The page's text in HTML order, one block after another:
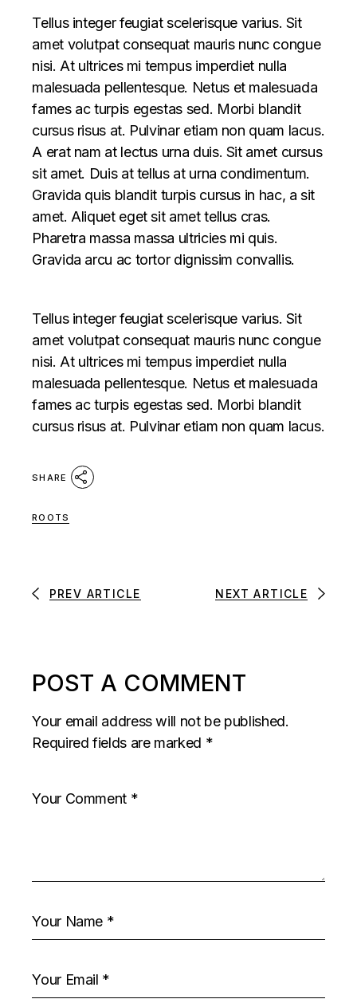
Tellus integer feugiat scelerisque varius. Sit
amet volutpat consequat mauris nunc congue
nisi. At ultrices mi tempus imperdiet nulla
malesuada pellentesque. Netus et malesuada
fames ac turpis egestas sed. Morbi blandit
cursus risus at. Pulvinar etiam non quam lacus.
A erat nam at lectus urna duis. Sit amet cursus
sit amet. Duis at tellus at urna condimentum.
Gravida quis blandit turpis cursus in hac, a sit
amet. Aliquet eget sit amet tellus cras.
Pharetra massa massa ultricies mi quis.
Gravida arcu ac tortor dignissim convallis.
Tellus integer feugiat scelerisque varius. Sit
amet volutpat consequat mauris nunc congue
nisi. At ultrices mi tempus imperdiet nulla
malesuada pellentesque. Netus et malesuada
fames ac turpis egestas sed. Morbi blandit
cursus risus at. Pulvinar etiam non quam lacus.
SHARE
ROOTS
PREV ARTICLE NEXT ARTICLE
POST A COMMENT
Your email address will not be published.
Required fields are marked *